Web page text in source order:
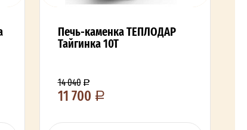
Печь-каменка ТЕПЛОДАР
Тайгинка 10Т
14 040
11 700